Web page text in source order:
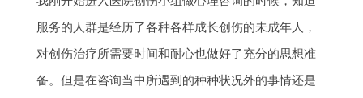
服务的人群是经历了各种各样成长创伤的未成年人，
对创伤治疗所需要时间和耐心也做好了充分的思想准
备。但是在咨询当中所遇到的种种状况外的事情还是